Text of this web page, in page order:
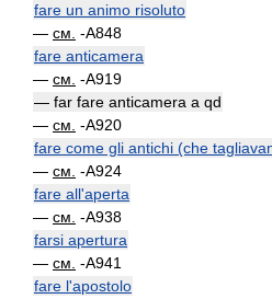
fare un animo risoluto
— см. -A848
fare anticamera
— см. -A919
— far fare anticamera a qd
— см. -A920
fare come gli antichi (che
— см. -A924
fare all'aperta
— см. -A938
farsi apertura
— см. -A941
fare l'apostolo